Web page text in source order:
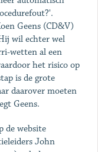
Geens (CD&V)
wil echter wel
wetten al een
het risico op
is de grote
daarover moeten
Geens.
de website
John